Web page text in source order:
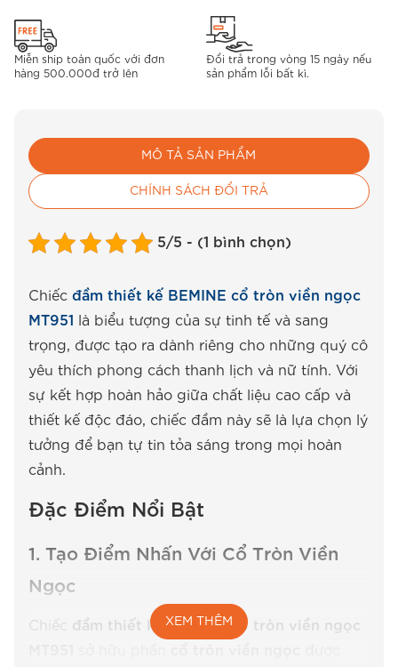
Miễn ship toàn quốc với đơn
hàng 500.000đ trở lên
Đổi trả trong vòng 15 ngày nếu
sản phẩm lỗi bất kì.
MÔ TẢ SẢN PHẨM
CHÍNH SÁCH ĐỔI TRẢ
5/5 - (1 bình chọn)
Chiếc đầm thiết kế BEMINE cổ tròn viền ngọc
MT951
là biểu tượng của sự tinh tế và sang
trọng, được tạo ra dành riêng cho những quý cô
yêu thích phong cách thanh lịch và nữ tính. Với
sự kết hợp hoàn hảo giữa chất liệu cao cấp và
thiết kế độc đáo, chiếc đầm này sẽ là lựa chọn lý
tưởng để bạn tự tin tỏa sáng trong mọi hoàn
cảnh.
Đặc Điểm Nổi Bật
1. Tạo Điểm Nhấn Với Cổ Tròn Viền
Ngọc
Chiếc đầm thiết kế BEMINE cổ tròn viền ngọc
XEM THÊM